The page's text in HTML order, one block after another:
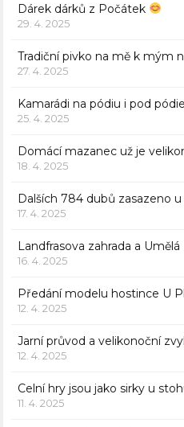
Dárek dárků z Počátek
29. 4. 2025
Tradiční pivko na mě k mým
27. 4. 2025
Kamarádi na pódiu i pod
25. 4. 2025
Domácí mazanec už je
18. 4. 2025
Dalších 784 dubů zasazeno
17. 4. 2025
Landfrasova zahrada a
16. 4. 2025
Předání modelu hostince U
12. 4. 2025
Jarní průvod a velikonoční
12. 4. 2025
Celní hry jsou jako sirky u
11. 4. 2025